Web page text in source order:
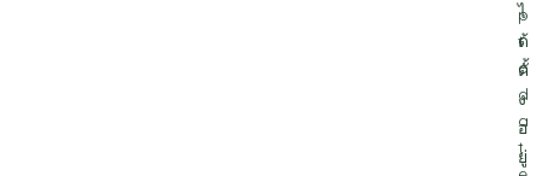
ไ
ด้
ตั้
ง
อ
ยู่
p
t
o
d
a
t